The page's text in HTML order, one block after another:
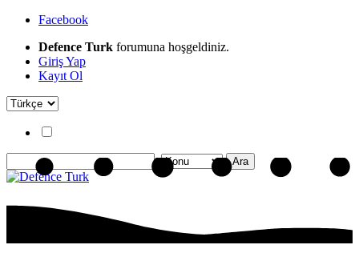
Facebook
Defence Turk forumuna hoşgeldiniz.
Giriş Yap
Kayıt Ol